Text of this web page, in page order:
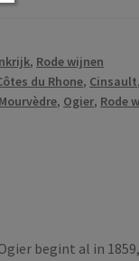
, Rode wijnen
du Rhone, Cinsault,
Mourvèdre, Ogier, Rode
begint al in